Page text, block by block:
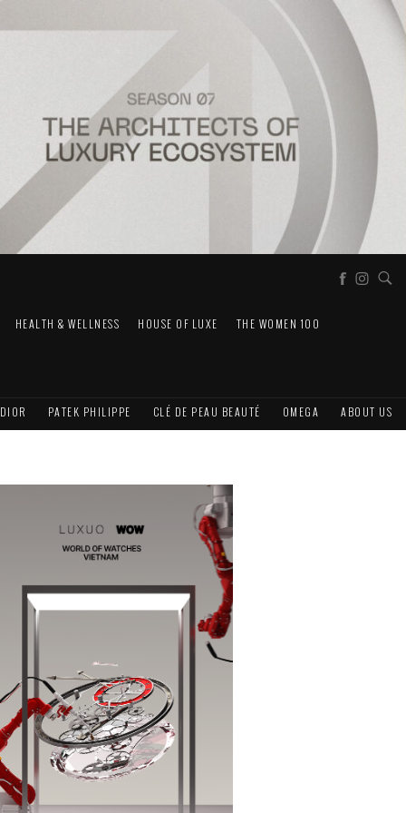
HEALTH & WELLNESS HOUSE OF LUXE THE WOMEN 100
DIOR PATEK PHILIPPE CLÉ DE PEAU BEAUTÉ OMEGA ABOUT US